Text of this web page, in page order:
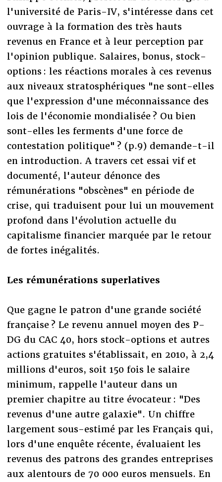
l'université de Paris-IV, s'intéresse dans cet
ouvrage à la formation des très hauts
revenus en France et à leur perception par
l'opinion publique. Salaires, bonus, stock-
options : les réactions morales à ces revenus
aux niveaux stratosphériques "ne sont-elles
que l'expression d'une méconnaissance des
lois de l'économie mondialisée ? Ou bien
sont-elles les ferments d'une force de
contestation politique" ? (p.9) demande-t-il
en introduction. A travers cet essai vif et
documenté, l'auteur dénonce des
rémunérations "obscènes" en période de
crise, qui traduisent pour lui un mouvement
profond dans l'évolution actuelle du
capitalisme financier marquée par le retour
de fortes inégalités.
Les rémunérations superlatives
Que gagne le patron d'une grande société
française ? Le revenu annuel moyen des P-
DG du CAC 40, hors stock-options et autres
actions gratuites s'établissait, en 2010, à 2,4
millions d'euros, soit 150 fois le salaire
minimum, rappelle l'auteur dans un
premier chapitre au titre évocateur : "Des
revenus d'une autre galaxie". Un chiffre
largement sous-estimé par les Français qui,
lors d'une enquête récente, évaluaient les
revenus des patrons des grandes entreprises
aux alentours de 70 000 euros mensuels. En